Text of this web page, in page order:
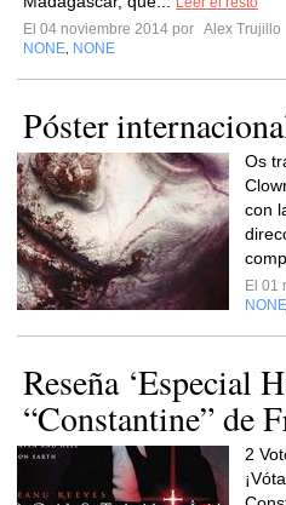
El 04 noviembre 2014 por Alex Trujillo
NONE NONE
Póster
Os
con
El 01
NONE
Reseña ‘Especial
“Constantine” de
2